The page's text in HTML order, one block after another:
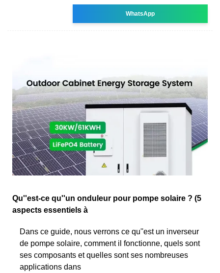
WhatsApp
Qu''est-ce qu''un onduleur pour pompe solaire ? (5
aspects essentiels à
Dans ce guide, nous verrons ce qu''est un inverseur
de pompe solaire, comment il fonctionne, quels sont
ses composants et quelles sont ses nombreuses
applications dans